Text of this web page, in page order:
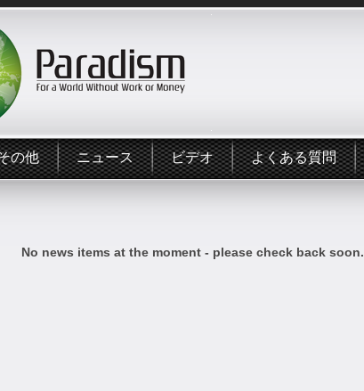
の他 ニュース ビデオ よくある質問
No news items at the moment - please check back soon.